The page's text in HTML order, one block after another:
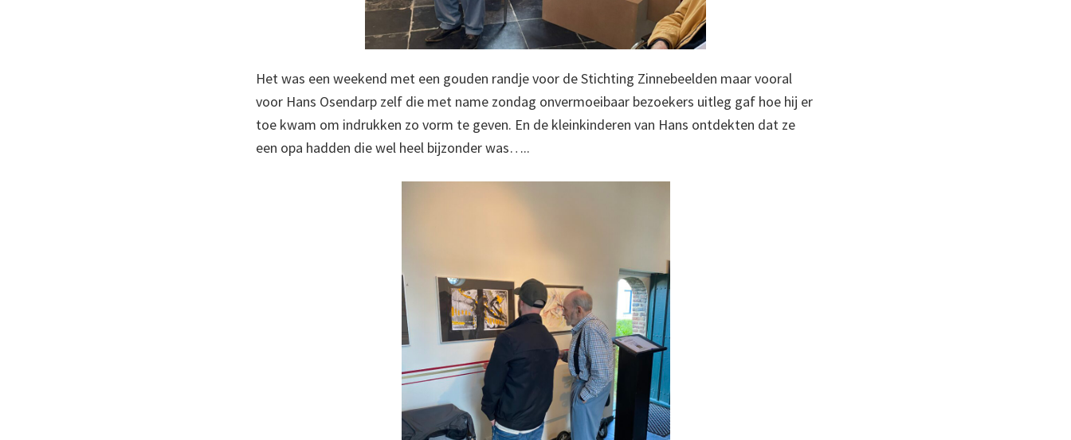
Het was een weekend met een gouden randje voor de Stichting Zinnebeelden maar vooral
voor Hans Osendarp zelf die met name zondag onvermoeibaar bezoekers uitleg gaf hoe hij er
toe kwam om indrukken zo vorm te geven. En de kleinkinderen van Hans ontdekten dat ze
een opa hadden die wel heel bijzonder was…..